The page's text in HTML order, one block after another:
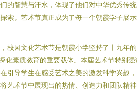
的智慧与汗水，体现了他们对中华优秀传
索。艺术节真正成为了每一个朝霞学子展
校园文化艺术节是朝霞小学坚持了十九年
化素质教育的重要载体。本届艺术节特别强
引导学生在感受艺术之美的激发科学兴趣
艺术节中展现出的热情、创造力和团队精